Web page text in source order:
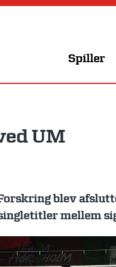
Spiller
UM
blev
mellem